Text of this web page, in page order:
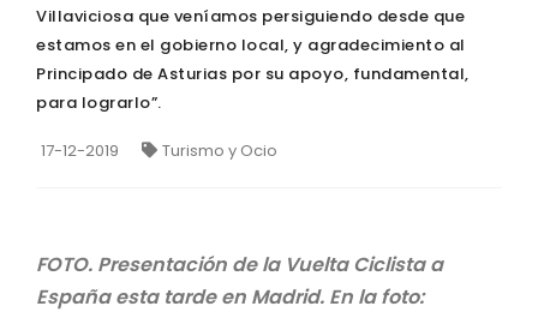
Villaviciosa que veníamos persiguiendo desde que
estamos en el gobierno local, y agradecimiento al
Principado de Asturias por su apoyo, fundamental,
para lograrlo”.
17-12-2019 Turismo y Ocio
FOTO. Presentación de la Vuelta Ciclista a
España esta tarde en Madrid. En la foto: